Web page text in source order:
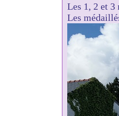
Les 1, 2 et 3
Les